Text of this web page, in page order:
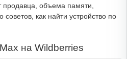
продавца, объема памяти,
советов, как найти устройство по
на Wildberries